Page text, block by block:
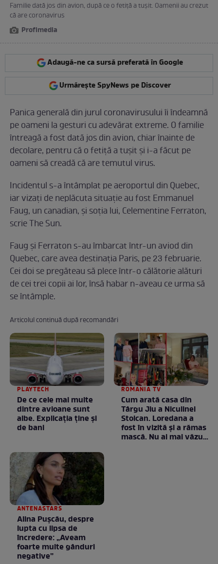
Familie dată jos din avion, după ce o fetiță a tușit. Oamenii au crezut
că are coronavirus
Profimedia
Adaugă-ne ca sursă preferată în Google
Urmărește SpyNews pe Discover
Panica generală din jurul coronavirusului îi îndeamnă
pe oameni la gesturi cu adevărat extreme. O familie
întreagă a fost dată jos din avion, chiar înainte de
decolare, pentru că o fetiță a tușit și i-a făcut pe
oameni să creadă că are temutul virus.
Incidentul s-a întâmplat pe aeroportul din Quebec,
iar vizați de neplăcuta situație au fost Emmanuel
Faug, un canadian, și soția lui, Celementine Ferraton,
scrie The Sun.
Faug și Ferraton s-au îmbarcat într-un aviod din
Quebec, care avea destinația Paris, pe 23 februarie.
Cei doi se pregăteau să plece într-o călătorie alături
de cei trei copii ai lor, însă habar n-aveau ce urma să
se întâmple.
Articolul continuă după recomandări
PLAYTECH
De ce cele mai multe
dintre avioane sunt
albe. Explicația ține și
de bani
ROMANIA TV
Cum arată casa din
Târgu Jiu a Niculinei
Stoican. Loredana a
fost în vizită și a rămas
mască. Nu ai mai văzut
ANTENASTARS
Alina Pușcău, despre
lupta cu lipsa de
încredere: „Aveam
foarte multe gânduri
negative”